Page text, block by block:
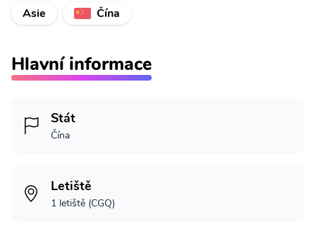
Asie
Čína
Hlavní informace
Stát
Čína
Letiště
1 letiště (CGQ)